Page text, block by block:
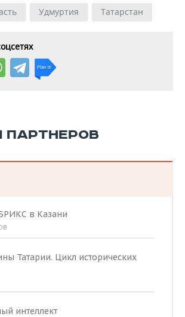
Удмуртия Татарстан
ПАРТНЕРОВ
в Казани
Татарии. Цикл исторических
интеллект